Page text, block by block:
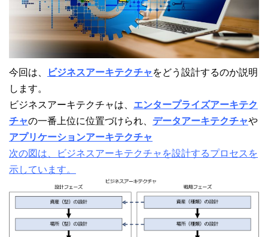
今回は、 ビジネスアーキテクチャ をどう設計するのか説明
します。
ビジネスアーキテクチャは、 エンタープライズアーキテク
チャの一番上位に位置づけられ、 データアーキテクチャや
アプリケーションアーキテクチャ
次の図は、ビジネスアーキテクチャを設計するプロセスを
示しています。